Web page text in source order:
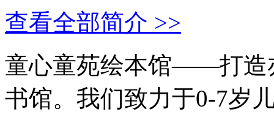
查看全部简介 >>
童心童苑绘本馆——打造
书馆。我们致力于0-7岁